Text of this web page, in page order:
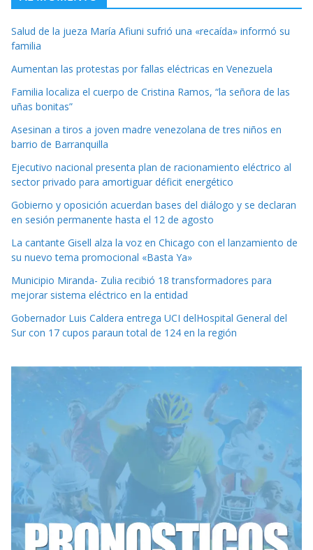
Salud de la jueza María Afiuni sufrió una «recaída» informó su
familia
Aumentan las protestas por fallas eléctricas en Venezuela
Familia localiza el cuerpo de Cristina Ramos, “la señora de las
uñas bonitas”
Asesinan a tiros a joven madre venezolana de tres niños en
barrio de Barranquilla
Ejecutivo nacional presenta plan de racionamiento eléctrico al
sector privado para amortiguar déficit energético
Gobierno y oposición acuerdan bases del diálogo y se declaran
en sesión permanente hasta el 12 de agosto
La cantante Gisell alza la voz en Chicago con el lanzamiento de
su nuevo tema promocional «Basta Ya»
Municipio Miranda- Zulia recibió 18 transformadores para
mejorar sistema eléctrico en la entidad
Gobernador Luis Caldera entrega UCI delHospital General del
Sur con 17 cupos paraun total de 124 en la región